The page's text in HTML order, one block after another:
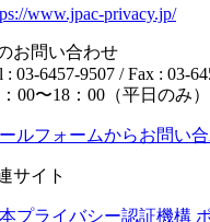
www.jpac-privacy.jp/
お問い合わせ
: 03-6457-9507 / Fax : 03-
00〜18：00（平日のみ
ルフォームからお問い
サイト
プライバシー認証機構